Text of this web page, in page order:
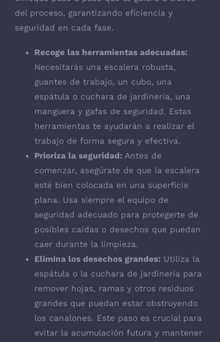
del proceso, garantizando eficiencia y
seguridad en cada fase.
Recoge las herramientas adecuadas:
Necesitarás una escalera robusta,
guantes de trabajo, un cubo, una
espátula o cuchara de jardinería, una
manguera y gafas de seguridad. Estas
herramientas te ayudarán a realizar el
trabajo de forma segura y efectiva.
Prioriza la seguridad: Antes de
comenzar, asegúrate de que la escalera
esté bien colocada en una superficie
plana. Usa siempre el equipo de
seguridad adecuado para protegerte de
posibles caídas o desechos que puedan
caer durante la limpieza.
Elimina los desechos grandes: Utiliza la
espátula o la cuchara de jardinería para
remover hojas, ramas y otros residuos
grandes que puedan estar obstruyendo
los canalones. Este paso es crucial para
evitar la acumulación futura y mantener